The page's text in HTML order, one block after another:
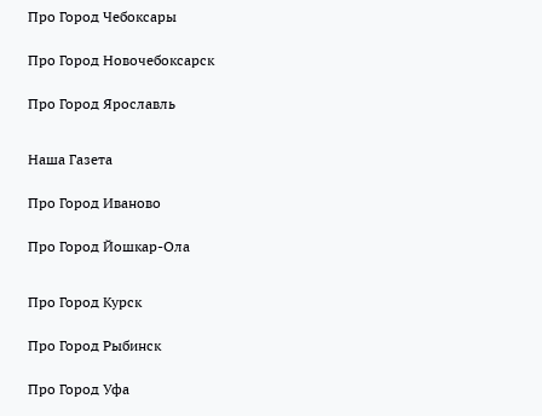
Про Город Чебоксары
Про Город Новочебоксарск
Про Город Ярославль
Наша Газета
Про Город Иваново
Про Город Йошкар-Ола
Про Город Курск
Про Город Рыбинск
Про Город Уфа